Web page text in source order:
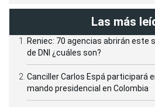
Las más
Reniec: 70 agencias abrirán este
de DNI ¿cuáles son?
Canciller Carlos Espá participará
mando presidencial en Colombia